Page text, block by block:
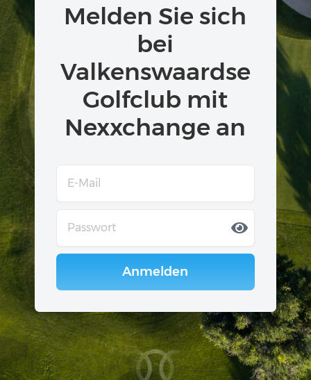
Melden Sie sich
bei
Valkenswaardse
Golfclub mit
Nexxchange an
Anmelden